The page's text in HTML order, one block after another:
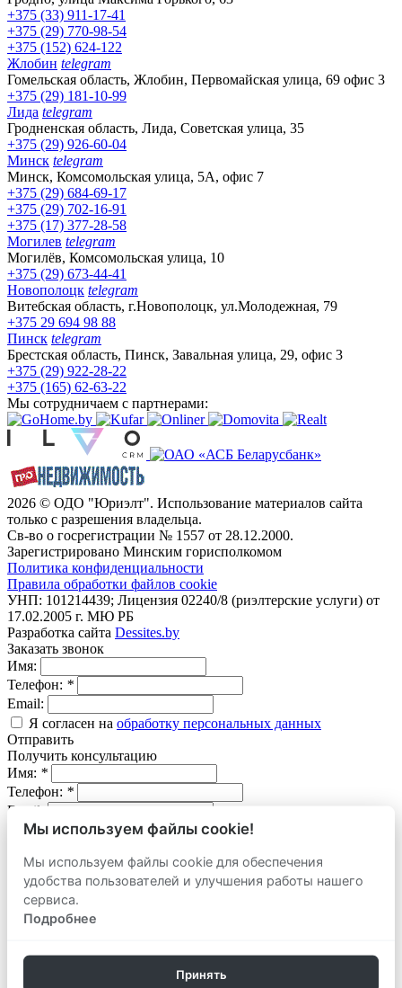
+375 (33) 911-17-41
+375 (29) 770-98-54
+375 (152) 624-122
Жлобин telegram
Гомельская область, Жлобин, Первомайская улица, 69 офис 3
+375 (29) 181-10-99
Лида telegram
Гродненская область, Лида, Советская улица, 35
+375 (29) 926-60-04
Минск telegram
Минск, Комсомольская улица, 5А, офис 7
+375 (29) 684-69-17
+375 (29) 702-16-91
+375 (17) 377-28-58
Могилев telegram
Могилёв, Комсомольская улица, 10
+375 (29) 673-44-41
Новополоцк telegram
Витебская область, г.Новополоцк, ул.Молодежная, 79
+375 29 694 98 88
Пинск telegram
Брестская область, Пинск, Завальная улица, 29, офис 3
+375 (29) 922-28-22
+375 (165) 62-63-22
Мы сотрудничаем с партнерами:
2026 © ОДО "Юриэлт". Использование материалов сайта
только с разрешения владельца.
Св-во о госрегистрации № 1557 от 28.12.2000.
Зарегистрировано Минским горисполкомом
Политика конфиденциальности
Правила обработки файлов cookie
УНП: 101214439; Лицензия 02240/8 (риэлтерские услуги) от
17.02.2005 г. МЮ РБ
Разработка сайта Dessites.by
Заказать звонок
Имя:
Телефон: *
Email:
Я согласен на обработку персональных данных
Отправить
Получить консультацию
Имя: *
Телефон: *
Email:
Я согласен наобработку персональных данных
Отправить
Оставить заявку
продать
Вид объекта:
Мы используем файлы cookie!
Мы используем файлы cookie для обеспечения
удобства пользователей и улучшения работы нашего
сервиса.
Подробнее
Принять